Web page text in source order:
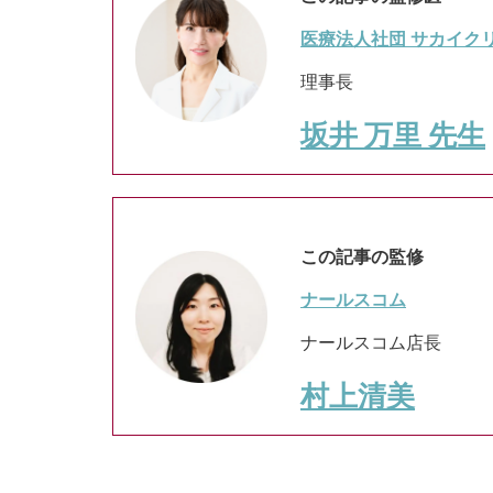
医療法人社団 サカイク
理事長
坂井 万里 先生
この記事の監修
ナールスコム
ナールスコム店長
村上清美